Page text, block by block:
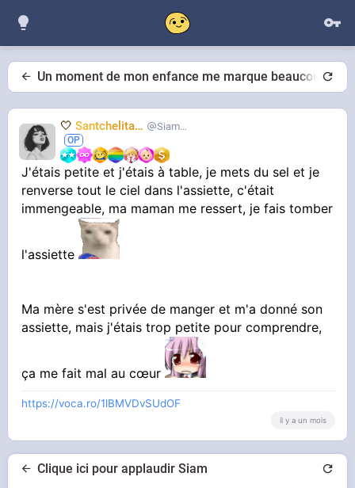
Un moment de mon enfance me marque beaucoup
🤍 Santchelita🤍 Siameuh
J'étais petite et j'étais à table, je mets du sel et je
renverse tout le ciel dans l'assiette, c'était
immengeable, ma maman me ressert, je fais tomber
l'assiette
Ma mère s'est privée de manger et m'a donné son
assiette, mais j'étais trop petite pour comprendre,
ça me fait mal au cœur
https://voca.ro/1lBMVDvSUdOF
il y a un mois
Clique ici pour applaudir Siam